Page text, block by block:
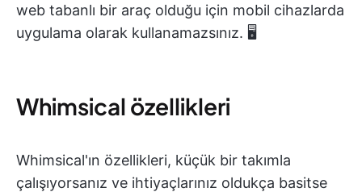
web tabanlı bir araç olduğu için mobil cihazlarda
uygulama olarak kullanamazsınız. 🖥️
Whimsical özellikleri
Whimsical'ın özellikleri, küçük bir takımla
çalışıyorsanız ve ihtiyaçlarınız oldukça basitse